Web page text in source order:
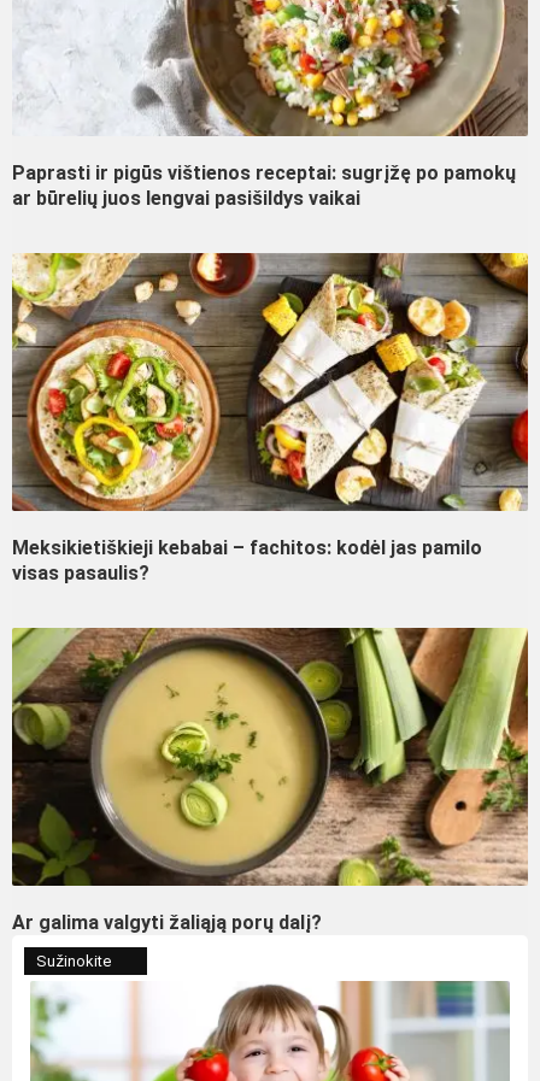
Paprasti ir pigūs vištienos receptai: sugrįžę po pamokų
ar būrelių juos lengvai pasišildys vaikai
Meksikietiškieji kebabai – fachitos: kodėl jas pamilo
visas pasaulis?
Ar galima valgyti žaliąją porų dalį?
Sužinokite